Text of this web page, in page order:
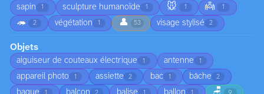
sapin 1 sculpture humanoïde 1 🐭 1 👼 1
🦔 2 végétation 1 👤 53 visage stylisé 2
Objets
aiguiseur de couteaux électrique 1 antenne 1
appareil photo 1 assiette 2 bac 1 bâche 2
1 2 1 1 🪑 9